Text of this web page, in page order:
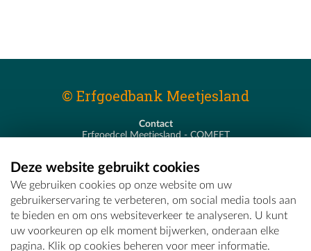
© Erfgoedbank Meetjesland
Contact
Erfgoedcel Meetjesland - COMEET
T - 09 373 75 96
E -erfgoedcel@comeet.be
Deze website gebruikt cookies
We gebruiken cookies op onze website om uw
gebruikerservaring te verbeteren, om social media tools aan
te bieden en om ons websiteverkeer te analyseren. U kunt
uw voorkeuren op elk moment bijwerken, onderaan elke
pagina. Klik op cookies beheren voor meer informatie.